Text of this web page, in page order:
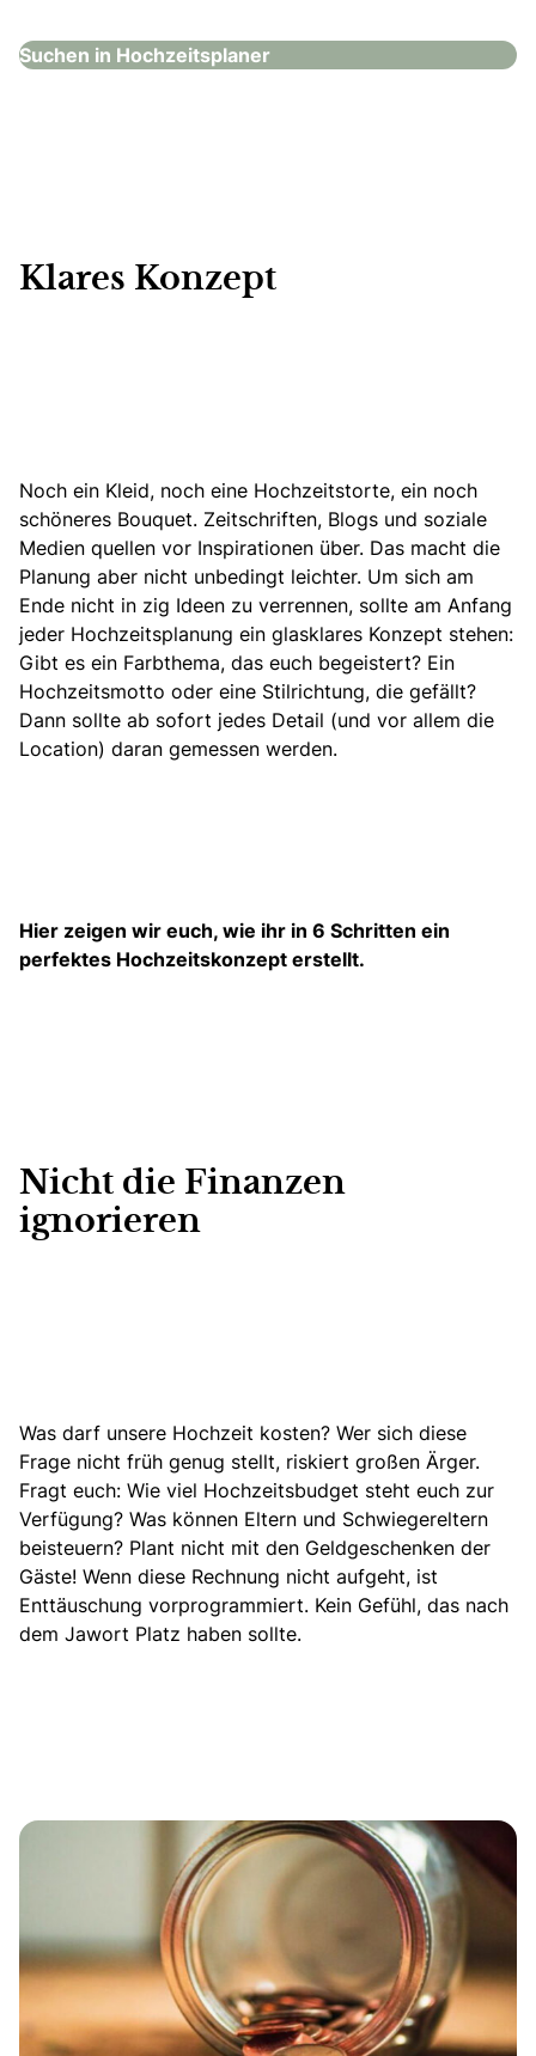
Suchen in Hochzeitsplaner
Klares Konzept
Noch ein Kleid, noch eine Hochzeitstorte, ein noch
schöneres Bouquet. Zeitschriften, Blogs und soziale
Medien quellen vor Inspirationen über. Das macht die
Planung aber nicht unbedingt leichter. Um sich am
Ende nicht in zig Ideen zu verrennen, sollte am Anfang
jeder Hochzeitsplanung ein glasklares Konzept stehen:
Gibt es ein Farbthema, das euch begeistert? Ein
Hochzeitsmotto oder eine Stilrichtung, die gefällt?
Dann sollte ab sofort jedes Detail (und vor allem die
Location) daran gemessen werden.
Hier zeigen wir euch, wie ihr in 6 Schritten ein
perfektes Hochzeitskonzept erstellt.
Nicht die Finanzen
ignorieren
Was darf unsere Hochzeit kosten? Wer sich diese
Frage nicht früh genug stellt, riskiert großen Ärger.
Fragt euch: Wie viel Hochzeitsbudget steht euch zur
Verfügung? Was können Eltern und Schwiegereltern
beisteuern? Plant nicht mit den Geldgeschenken der
Gäste! Wenn diese Rechnung nicht aufgeht, ist
Enttäuschung vorprogrammiert. Kein Gefühl, das nach
dem Jawort Platz haben sollte.